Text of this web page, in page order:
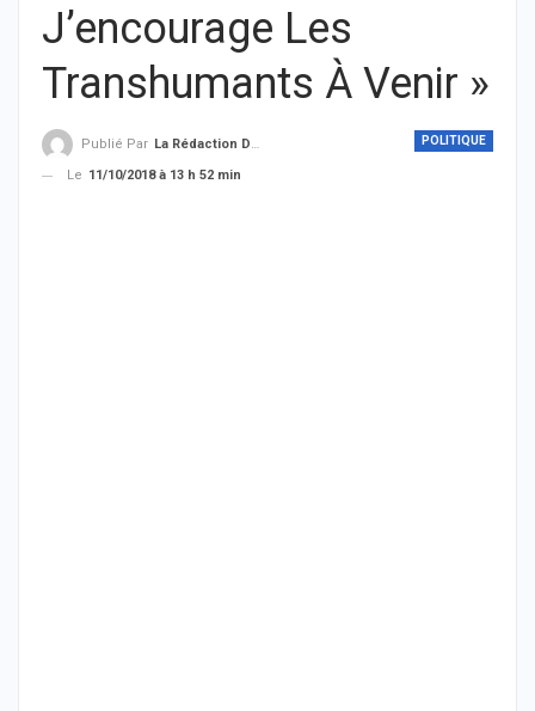
J’encourage Les
Transhumants À Venir »
POLITIQUE
Publié Par La Rédaction De THIEYSENEGAL.com
Le 11/10/2018 à 13 h 52 min